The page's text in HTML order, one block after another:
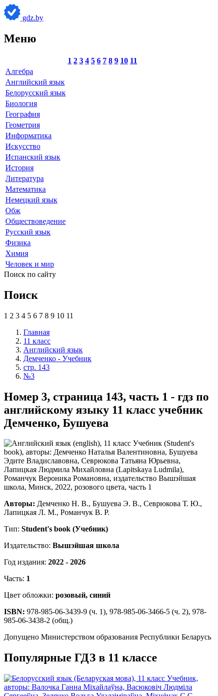
gdz.by
Меню
1 2 3 4 5 6 7 8 9 10 11
Алгебра
Английский язык
Белорусский язык
Биология
География
Геометрия
Информатика
Искусство
Испанский язык
История
Литература
Математика
Немецкий язык
Обж
Обществоведение
Русский язык
Физика
Химия
Человек и мир
Поиск по сайту
Поиск
1 2 3 4 5 6 7 8 9 10 11
Главная
11 класс
Английский язык
Демченко - Учебник
стр. 143
№3
Номер 3, страница 143, часть 1 - гдз по
английскому языку 11 класс учебник
Демченко, Бушуева
Авторы: Демченко Н. В., Бушуева Э. В., Севрюкова Т. Ю.,
Лапицкая Л. М., Романчук В. Р.
Тип: Student's book (Учебник)
Издательство: Вышэйшая школа
Год издания: 2022 - 2026
Часть: 1
Цвет обложки: розовый, синий
ISBN: 978-985-06-3439-9 (ч. 1), 978-985-06-3466-5 (ч. 2), 978-
985-06-3438-2 (общ.)
Допущено Министерством образования Республики Беларусь
Популярные ГДЗ в 11 классе